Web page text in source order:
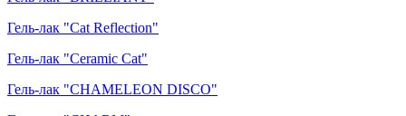
Гель-лак "Cat Reflection"
Гель-лак "Ceramic Cat"
Гель-лак "CHAMELEON DISCO"